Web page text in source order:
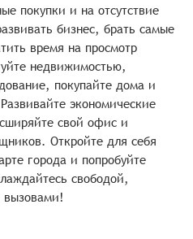
покупки и на отсутствие
бизнес, брать самые
время на просмотр
недвижимостью,
покупайте дома и
экономические
свой офис и
Откройте для себя
города и попробуйте
свободой,